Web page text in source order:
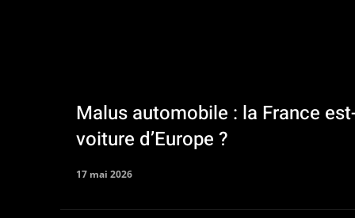
Malus automobile : la France
voiture d’Europe ?
17 mai 2026